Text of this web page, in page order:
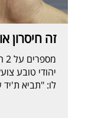
זה חיסרון
יהודי טובע
לו: "תביא
לעזרה.
"תביא לי את